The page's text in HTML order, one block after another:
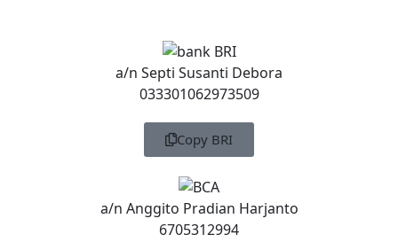
a/n Septi Susanti Debora
033301062973509
Copy BRI
a/n Anggito Pradian Harjanto
6705312994